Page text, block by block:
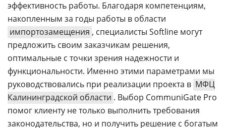
эффективность работы. Благодаря компетенциям,
накопленным за годы работы в области
импортозамещения , специалисты Softline могут
предложить своим заказчикам решения,
оптимальные с точки зрения надежности и
функциональности. Именно этими параметрами мы
руководствовались при реализации проекта в МФЦ
Калининградской области . Выбор CommuniGate Pro
помог клиенту не только выполнить требования
законодательства, но и получить решение с богатым